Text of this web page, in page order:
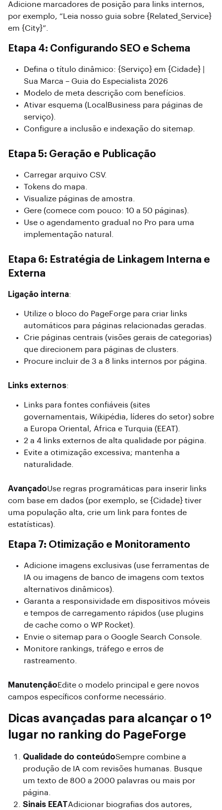
Adicione marcadores de posição para links internos,
por exemplo, “Leia nosso guia sobre {Related_Service}
em {City}”.
Etapa 4: Configurando SEO e Schema
Defina o título dinâmico: {Serviço} em {Cidade} |
Sua Marca – Guia do Especialista 2026
Modelo de meta descrição com benefícios.
Ativar esquema (LocalBusiness para páginas de
serviço).
Configure a inclusão e indexação do sitemap.
Etapa 5: Geração e Publicação
Carregar arquivo CSV.
Tokens do mapa.
Visualize páginas de amostra.
Gere (comece com pouco: 10 a 50 páginas).
Use o agendamento gradual no Pro para uma
implementação natural.
Etapa 6: Estratégia de Linkagem Interna e
Externa
Ligação interna:
Utilize o bloco do PageForge para criar links
automáticos para páginas relacionadas geradas.
Crie páginas centrais (visões gerais de categorias)
que direcionem para páginas de clusters.
Procure incluir de 3 a 8 links internos por página.
Links externos:
Links para fontes confiáveis ​​(sites
governamentais, Wikipédia, líderes do setor) sobre
a Europa Oriental, África e Turquia (EEAT).
2 a 4 links externos de alta qualidade por página.
Evite a otimização excessiva; mantenha a
naturalidade.
AvançadoUse regras programáticas para inserir links
com base em dados (por exemplo, se {Cidade} tiver
uma população alta, crie um link para fontes de
estatísticas).
Etapa 7: Otimização e Monitoramento
Adicione imagens exclusivas (use ferramentas de
IA ou imagens de banco de imagens com textos
alternativos dinâmicos).
Garanta a responsividade em dispositivos móveis
e tempos de carregamento rápidos (use plugins
de cache como o WP Rocket).
Envie o sitemap para o Google Search Console.
Monitore rankings, tráfego e erros de
rastreamento.
ManutençãoEdite o modelo principal e gere novos
campos específicos conforme necessário.
Dicas avançadas para alcançar o 1º
lugar no ranking do PageForge
Qualidade do conteúdoSempre combine a
produção de IA com revisões humanas. Busque
um texto de 800 a 2000 palavras ou mais por
página.
Sinais EEATAdicionar biografias dos autores,